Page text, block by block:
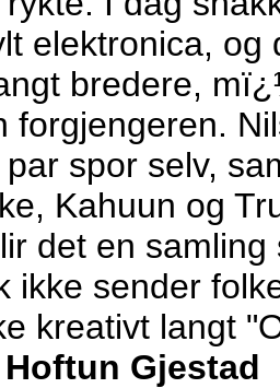
elektronica, og
bredere,
forgjengeren.
spor selv,
Kahuun og
det en
ikke sender
kreativt langt
Gjestad